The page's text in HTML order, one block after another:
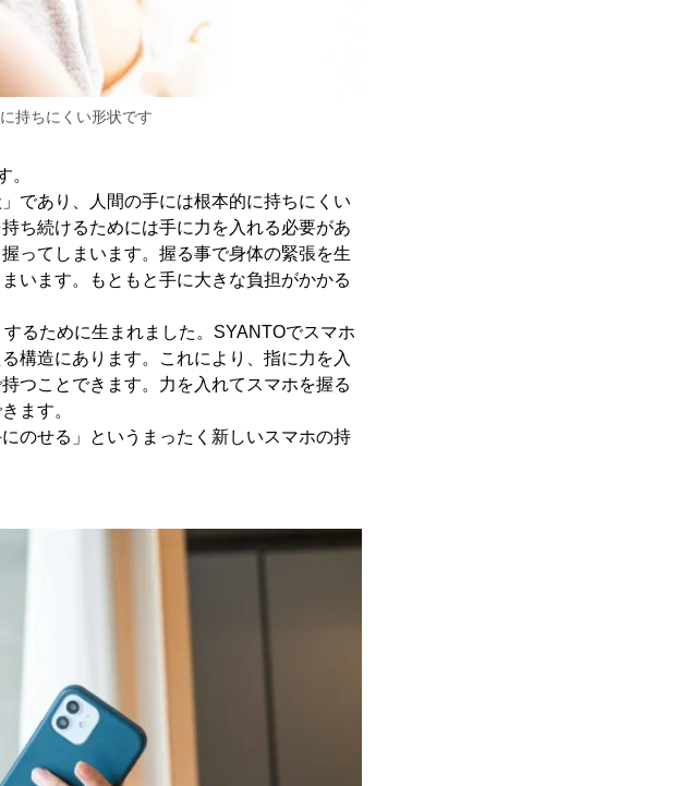
持ちにくい形状です
。
であり、人間の手には根本的に持ちにくい
ち続けるためには手に力を入れる必要があ
ってしまいます。握る事で身体の緊張を生
います。もともと手に大きな負担がかかる
るために生まれました。SYANTOでスマホ
構造にあります。これにより、指に力を入
つことできます。力を入れてスマホを握る
ます。
のせる」というまったく新しいスマホの持